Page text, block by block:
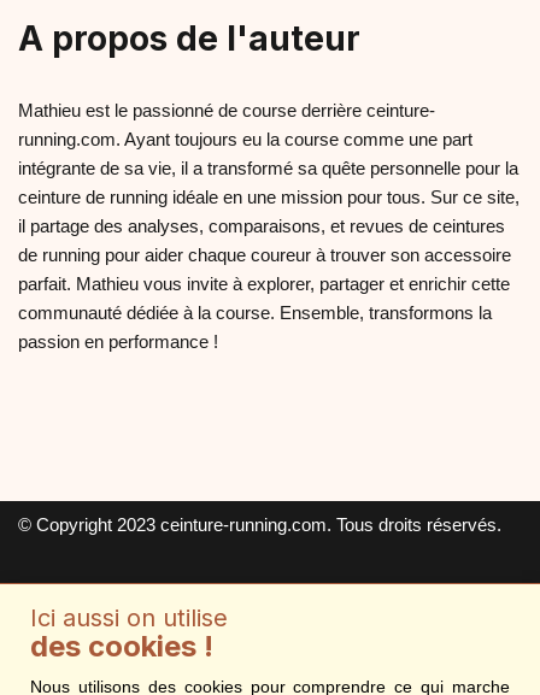
Ici aussi on utilise
des cookies !
Nous utilisons des cookies pour comprendre ce qui marche
A propos de l'auteur
Mathieu est le passionné de course derrière ceinture-
running.com. Ayant toujours eu la course comme une part
intégrante de sa vie, il a transformé sa quête personnelle pour la
ceinture de running idéale en une mission pour tous. Sur ce site,
il partage des analyses, comparaisons, et revues de ceintures
de running pour aider chaque coureur à trouver son accessoire
parfait. Mathieu vous invite à explorer, partager et enrichir cette
communauté dédiée à la course. Ensemble, transformons la
passion en performance !
© Copyright 2023 ceinture-running.com. Tous droits réservés.
A propos